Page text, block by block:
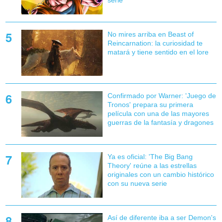
No mires arriba en Beast of
Reincarnation: la curiosidad te
matará y tiene sentido en el lore
Confirmado por Warner: 'Juego de
Tronos' prepara su primera
película con una de las mayores
guerras de la fantasía y dragones
Ya es oficial: 'The Big Bang
Theory' reúne a las estrellas
originales con un cambio histórico
con su nueva serie
Así de diferente iba a ser Demon's